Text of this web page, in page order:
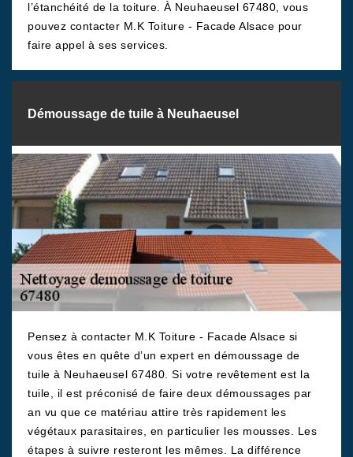
l’étanchéité de la toiture. À Neuhaeusel 67480, vous
pouvez contacter M.K Toiture - Facade Alsace pour
faire appel à ses services.
Démoussage de tuile à Neuhaeusel
Pensez à contacter M.K Toiture - Facade Alsace si
vous êtes en quête d’un expert en démoussage de
tuile à Neuhaeusel 67480. Si votre revêtement est la
tuile, il est préconisé de faire deux démoussages par
an vu que ce matériau attire très rapidement les
végétaux parasitaires, en particulier les mousses. Les
étapes à suivre resteront les mêmes. La différence